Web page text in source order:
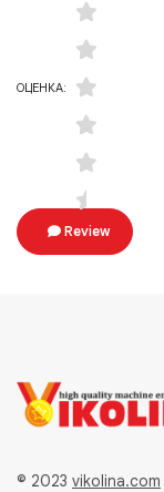
ОЦЕНКА:
Review
© 2023 vikolina.com